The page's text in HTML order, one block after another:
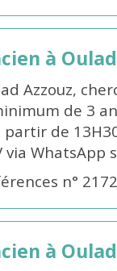
à
Azzouz,
de 3
partir de
via WhatsApp
n°
à